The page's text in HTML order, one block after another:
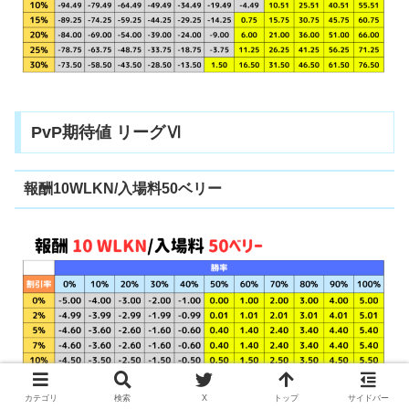
PvP期待値 リーグⅥ
報酬10WLKN/入場料50ベリー
カテゴリ 検索 X トップ サイドバー